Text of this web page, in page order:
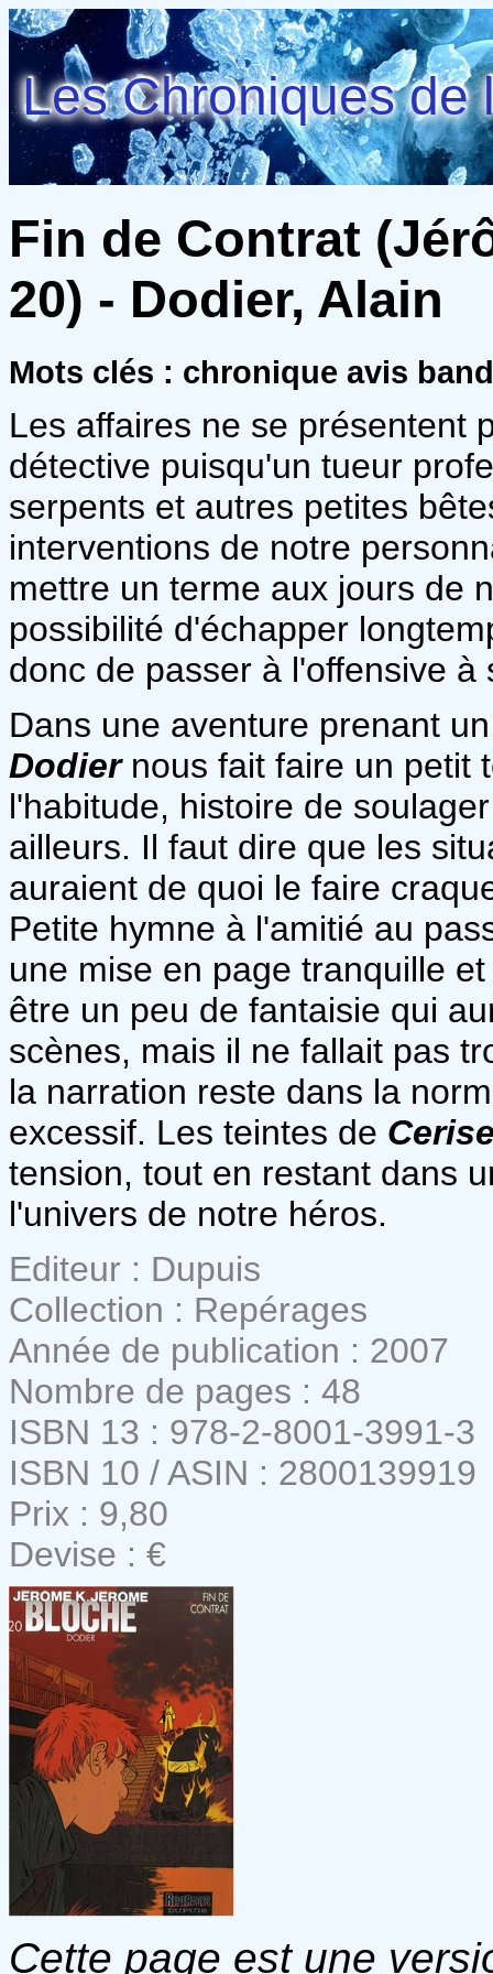
Les Chroniques de
Fin de Contrat
20) - Dodier, Alain
Mots clés : chronique avis
Les affaires ne se présentent
détective puisqu'un tueur
serpents et autres petites
interventions de notre
mettre un terme aux jours de
possibilité d'échapper
donc de passer à l'offensive à
Dans une aventure prenant
Dodiernous fait faire un petit
l'habitude, histoire de
ailleurs. Il faut dire que les
auraient de quoi le faire
Petite hymne à l'amitié au
une mise en page tranquille
être un peu de fantaisie qui
scènes, mais il ne fallait pas
la narration reste dans la
excessif. Les teintes de
tension, tout en restant dans
l'univers de notre héros.
Editeur : Dupuis
Collection : Repérages
Année de publication : 2007
Nombre de pages : 48
ISBN 13 : 978-2-8001-3991-3
ISBN 10 / ASIN : 2800139919
Prix : 9,80
Devise : €
Cette page est une